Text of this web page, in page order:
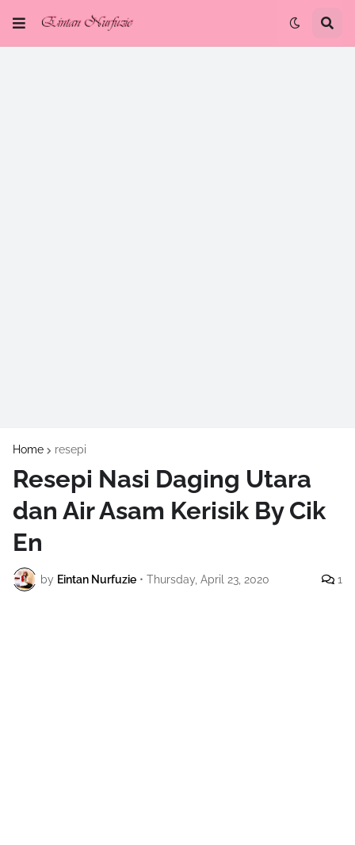
Home resepi
Resepi Nasi Daging Utara
dan Air Asam Kerisik By Cik
En
by Eintan Nurfuzie • Thursday, April 23, 2020 1